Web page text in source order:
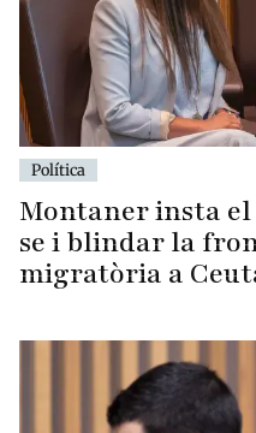
Política
Montaner insta
se i blindar la
migratòria a